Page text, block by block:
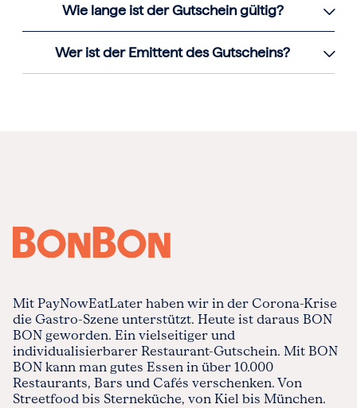
Wie lange ist der Gutschein gültig?
Wer ist der Emittent des Gutscheins?
Mit PayNowEatLater haben wir in der Corona-Krise
die Gastro-Szene unterstützt. Heute ist daraus BON
BON geworden. Ein vielseitiger und
individualisierbarer Restaurant-Gutschein. Mit BON
BON kann man gutes Essen in über 10.000
Restaurants, Bars und Cafés verschenken. Von
Streetfood bis Sterneküche, von Kiel bis München.